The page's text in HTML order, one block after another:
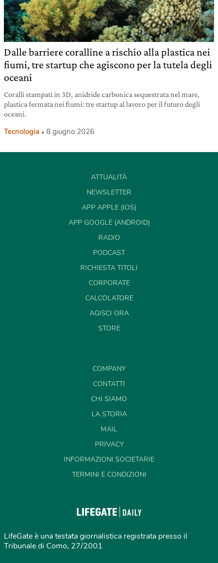
Dalle barriere coralline a rischio alla plastica nei
fiumi, tre startup che agiscono per la tutela degli
oceani
Coralli stampati in 3D, anidride carbonica sequestrata nel mare,
plastica fermata nei fiumi: tre startup al lavoro per il futuro degli
oceani.
Tecnologia 8 giugno 2026
ATTUALITÀ
NEWSLETTER
APP APPLE (IOS)
APP GOOGLE (ANDROID)
RADIO
PODCAST
RICHIESTA TITOLI
CORPORATE
CALCOLATORE
AGISCI ORA
STORE
COMPANY
CONTATTI
CHI SIAMO
LA STORIA
MAIL
PRIVACY
INFORMAZIONI SOCIETARIE
TERMINI E CONDIZIONI
LifeGate è una testata giornalistica registrata presso il
Tribunale di Como, 27/2001